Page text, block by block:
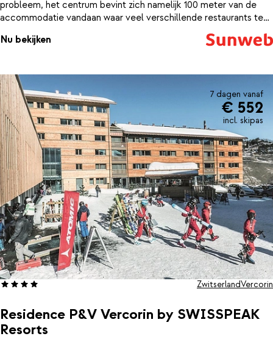
probleem, het centrum bevint zich namelijk 100 meter van de
accommodatie vandaan waar veel verschillende restaurants te
vinden zijn. Genoeg keus voor iedereen! In het dorp bevindt zich
naast de vele restaurants ook nog een supermarkt waar je
Swisspeak Resorts Vercorin aan het juiste adres. De
accommodatie beschikt namelijk over een wellnesscenter met
sauna, hamman en jaccuzi (tegen betaling). Drink gezellig een
drankje aan de bar of geniet van de zon op het terras. Aan de
kinderen is ook gedacht. Zij kunnen zich goed vermaken in de
speelruimte en gameroom. Laat de wintersport maar beginnen!
Nu bekijken
7 dagen vanaf
€ 552
incl. skipas
Residence P&V Vercorin by SWISSPEAK
Resorts
ZwitserlandVercorin